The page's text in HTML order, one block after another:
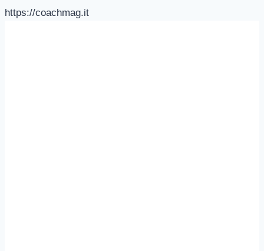
https://coachmag.it